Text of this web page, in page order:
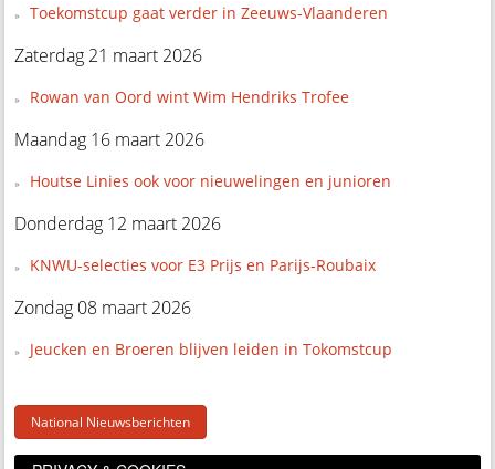
Toekomstcup gaat verder in Zeeuws-Vlaanderen
Zaterdag 21 maart 2026
Rowan van Oord wint Wim Hendriks Trofee
Maandag 16 maart 2026
Houtse Linies ook voor nieuwelingen en junioren
Donderdag 12 maart 2026
KNWU-selecties voor E3 Prijs en Parijs-Roubaix
Zondag 08 maart 2026
Jeucken en Broeren blijven leiden in Tokomstcup
National Nieuwsberichten